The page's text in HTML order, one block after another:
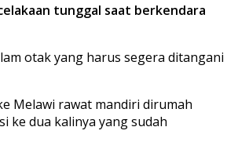
tunggal saat berkendara
otak yang harus segera ditangani
Melawi rawat mandiri dirumah
ke dua kalinya yang sudah